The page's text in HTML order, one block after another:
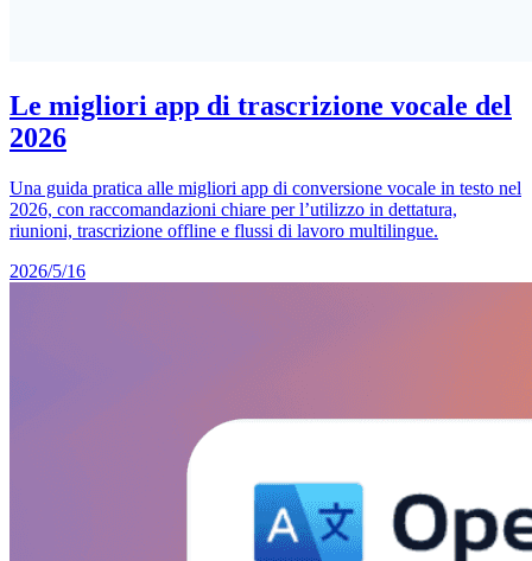
Le migliori app di trascrizione vocale del
2026
Una guida pratica alle migliori app di conversione vocale in testo nel
2026, con raccomandazioni chiare per l’utilizzo in dettatura,
riunioni, trascrizione offline e flussi di lavoro multilingue.
2026/5/16